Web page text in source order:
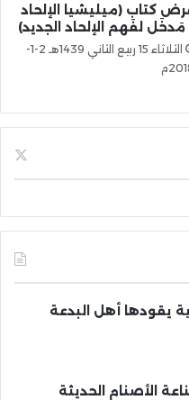
كتاب (ميليشيا الإلحاد
مَدخَل لفَهم الإلحاد الجديد)
الثلاثاء 15 ربيع الثاني 1439هـ 2-1-
يقودها أهل البدعة
الأصنام الحديثة